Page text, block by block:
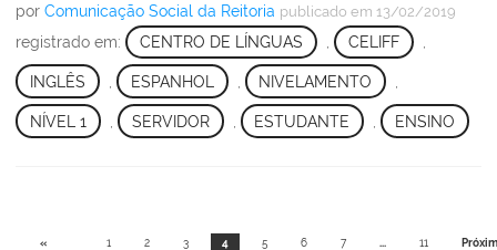
por Comunicação Social da Reitoria publicado em 13/02/2019
registrado em: CENTRO DE LÍNGUAS CELIFF
INGLÊS ESPANHOL NIVELAMENTO
NÍVEL 1 SERVIDOR ESTUDANTE , ENSINO
«
1 2 3 4 5 6 7 ... 11